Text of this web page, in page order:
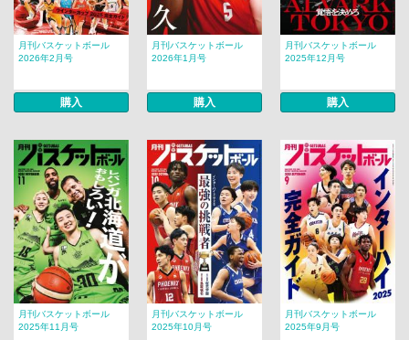
月刊バスケットボール
2026年2月号
購入
月刊バスケットボール
2026年1月号
購入
月刊バスケットボール
2025年12月号
購入
月刊バスケットボール
2025年11月号
月刊バスケットボール
2025年10月号
月刊バスケットボール
2025年9月号